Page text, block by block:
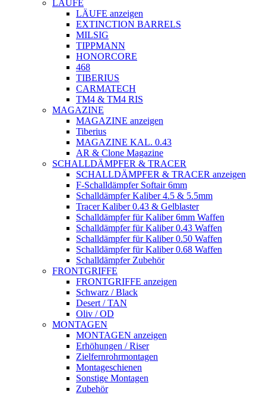
LÄUFE
LÄUFE anzeigen
EXTINCTION BARRELS
MILSIG
TIPPMANN
HONORCORE
468
TIBERIUS
CARMATECH
TM4 & TM4 RIS
MAGAZINE
MAGAZINE anzeigen
Tiberius
MAGAZINE KAL. 0.43
AR & Clone Magazine
SCHALLDÄMPFER & TRACER
SCHALLDÄMPFER & TRACER anzeigen
F-Schalldämpfer Softair 6mm
Schalldämpfer Kaliber 4.5 & 5.5mm
Tracer Kaliber 0.43 & Gelblaster
Schalldämpfer für Kaliber 6mm Waffen
Schalldämpfer für Kaliber 0.43 Waffen
Schalldämpfer für Kaliber 0.50 Waffen
Schalldämpfer für Kaliber 0.68 Waffen
Schalldämpfer Zubehör
FRONTGRIFFE
FRONTGRIFFE anzeigen
Schwarz / Black
Desert / TAN
Oliv / OD
MONTAGEN
MONTAGEN anzeigen
Erhöhungen / Riser
Zielfernrohrmontagen
Montageschienen
Sonstige Montagen
Zubehör